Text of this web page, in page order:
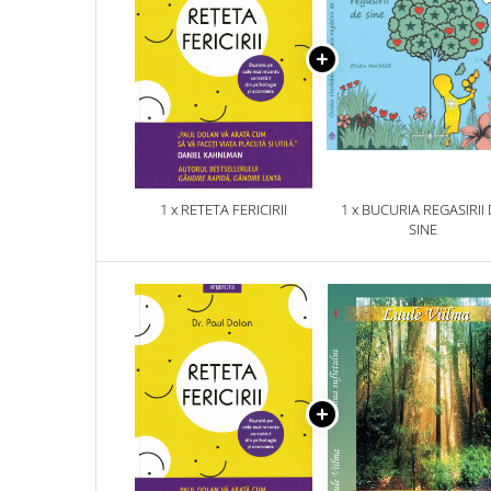
1 x RETETA FERICIRII
1 x BUCURIA REGASIRII
SINE